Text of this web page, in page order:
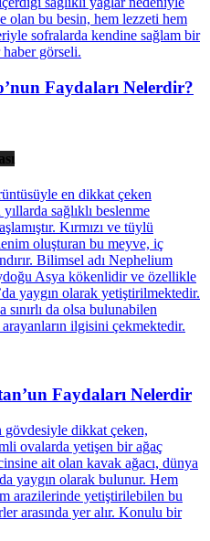
Faydaları Nelerdir?
Faydaları Nelerdir